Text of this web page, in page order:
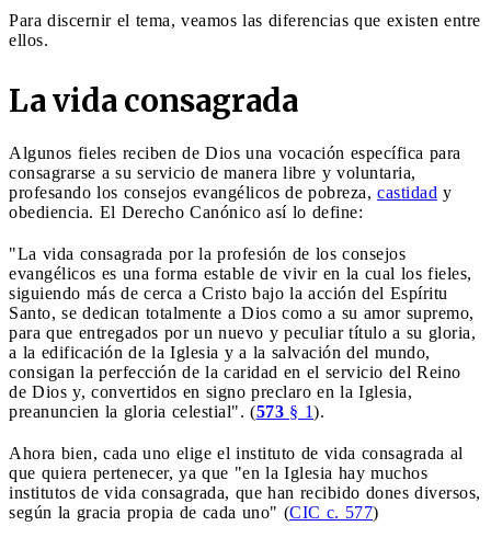
Para discernir el tema, veamos las diferencias que existen entre
ellos.
La vida consagrada
Algunos fieles reciben de Dios una vocación específica para
consagrarse a su servicio de manera libre y voluntaria,
profesando los consejos evangélicos de pobreza, castidad y
obediencia. El Derecho Canónico así lo define:
"La vida consagrada por la profesión de los consejos
evangélicos es una forma estable de vivir en la cual los fieles,
siguiendo más de cerca a Cristo bajo la acción del Espíritu
Santo, se dedican totalmente a Dios como a su amor supremo,
para que entregados por un nuevo y peculiar título a su gloria,
a la edificación de la Iglesia y a la salvación del mundo,
consigan la perfección de la caridad en el servicio del Reino
de Dios y, convertidos en signo preclaro en la Iglesia,
preanuncien la gloria celestial". (573 § 1).
Ahora bien, cada uno elige el instituto de vida consagrada al
que quiera pertenecer, ya que "en la Iglesia hay muchos
institutos de vida consagrada, que han recibido dones diversos,
según la gracia propia de cada uno" (CIC c. 577)